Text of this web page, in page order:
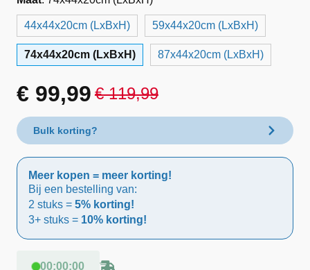
44x44x20cm (LxBxH) 59x44x20cm (LxBxH)
74x44x20cm (LxBxH) 87x44x20cm (LxBxH)
€119,99
Oorspronkelijke
prijs
was:
€ 119,99.
€ 99,99
Huidige
prijs
is:
€ 99,99.
Bulk korting?
Meer kopen = meer korting!
Bij een bestelling van:
2 stuks = 5% korting!
3+ stuks = 10% korting!
00:00:00